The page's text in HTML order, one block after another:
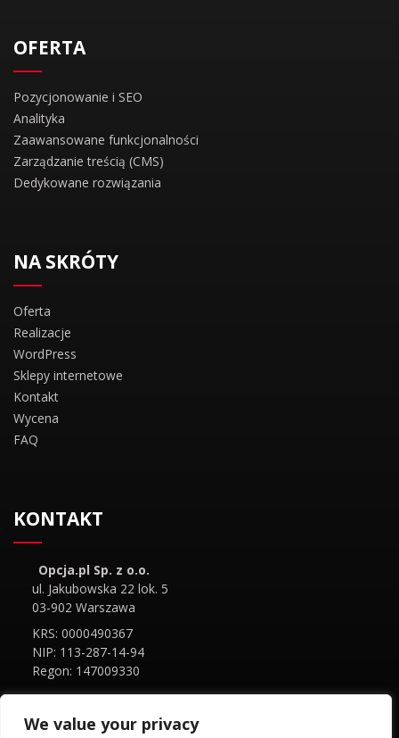
We value your privacy
OFERTA
Pozycjonowanie i SEO
Analityka
Zaawansowane funkcjonalności
Zarządzanie treścią (CMS)
Dedykowane rozwiązania
NA SKRÓTY
Oferta
Realizacje
WordPress
Sklepy internetowe
Kontakt
Wycena
FAQ
KONTAKT
Opcja.pl Sp. z o.o.
ul. Jakubowska 22 lok. 5
03-902 Warszawa
KRS: 0000490367
NIP: 113-287-14-94
Regon: 147009330
info@opcja.pl